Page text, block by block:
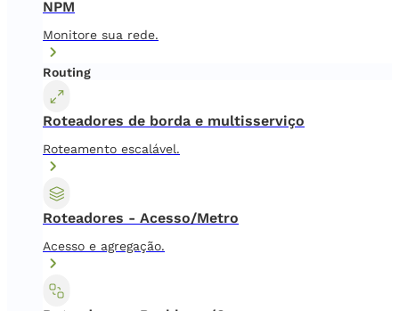
NPM
Monitore sua rede.
Routing
Roteadores de borda e multisserviço
Roteamento escalável.
Roteadores - Acesso/Metro
Acesso e agregação.